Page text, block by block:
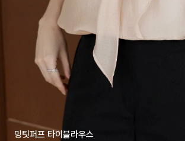
밍팃퍼프 타이블라우스